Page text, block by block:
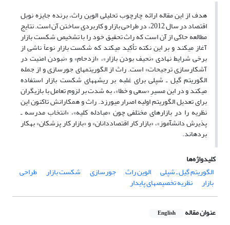
هدف از این مقاله ارائه چارچوب تحلیلی الوین راث، برنده جایزه نوبل
اقتصاد در سال 2012، در طراحی بازار و کاربردی ساختن آن است. نتایج
مطالعه حاکی از آن است که راث تحقیق خود را با تشخیص شکست بازار
آغاز میکند و بر این نکته تأکید میکند که شکست بازار نوعاً ناشی از
برخی شرایط نهادی «نحیف بودن بازار»، «ازدحام» و «نبودن امنیت در
آشکارسازی ترجیحات» است. راث از الگوریتمهای جورسازی و از جمله
الگوریتم گیل ـ شپلی برای غلبه بر ریشههای شکست بازار استفاده
میکند و در این مسیرِ «سعی و خطا»، به شدت بر لزوم تعامل با بازیگران
برای تعدیل الگوریتم اولیه اصرار میورزد. راث و همکارانش تاکنون این
نظریه را در بازارهای مختلفی چون «مبادله کلیه»، «انتخاب مدرسه ـ
پذیرش دانشآموز»، «بازار کار اقتصاددانان» و «بازار کار پزشکان» بهکار
بردهاند.
کلیدواژه‌ها
الگوریتم گِیل ـ شپلی
الوین راث جورسازی شکست بازار طراحی
بازار نظریه تخصیصهای پایدار
عنوان مقاله English